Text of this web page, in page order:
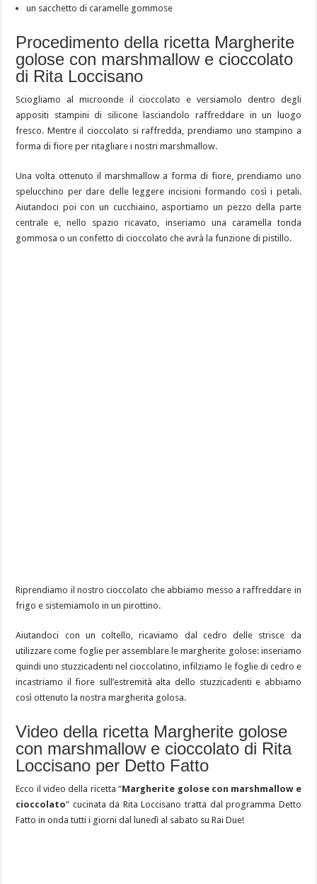
un sacchetto di caramelle gommose
Procedimento della ricetta Margherite
golose con marshmallow e cioccolato
di Rita Loccisano
Sciogliamo al microonde il cioccolato e versiamolo dentro degli
appositi stampini di silicone lasciandolo raffreddare in un luogo
fresco. Mentre il cioccolato si raffredda, prendiamo uno stampino a
forma di fiore per ritagliare i nostri marshmallow.
Una volta ottenuto il marshmallow a forma di fiore, prendiamo uno
spelucchino per dare delle leggere incisioni formando così i petali.
Aiutandoci poi con un cucchiaino, asportiamo un pezzo della parte
centrale e, nello spazio ricavato, inseriamo una caramella tonda
gommosa o un confetto di cioccolato che avrà la funzione di pistillo.
Riprendiamo il nostro cioccolato che abbiamo messo a raffreddare in
frigo e sistemiamolo in un pirottino.
Aiutandoci con un coltello, ricaviamo dal cedro delle strisce da
utilizzare come foglie per assemblare le margherite golose: inseriamo
quindi uno stuzzicadenti nel cioccolatino, infilziamo le foglie di cedro e
incastriamo il fiore sull’estremità alta dello stuzzicadenti e abbiamo
così ottenuto la nostra margherita golosa.
Video della ricetta Margherite golose
con marshmallow e cioccolato di Rita
Loccisano per Detto Fatto
Ecco il video della ricetta “Margherite golose con marshmallow e
cioccolato” cucinata da Rita Loccisano tratta dal programma Detto
Fatto in onda tutti i giorni dal lunedì al sabato su Rai Due!